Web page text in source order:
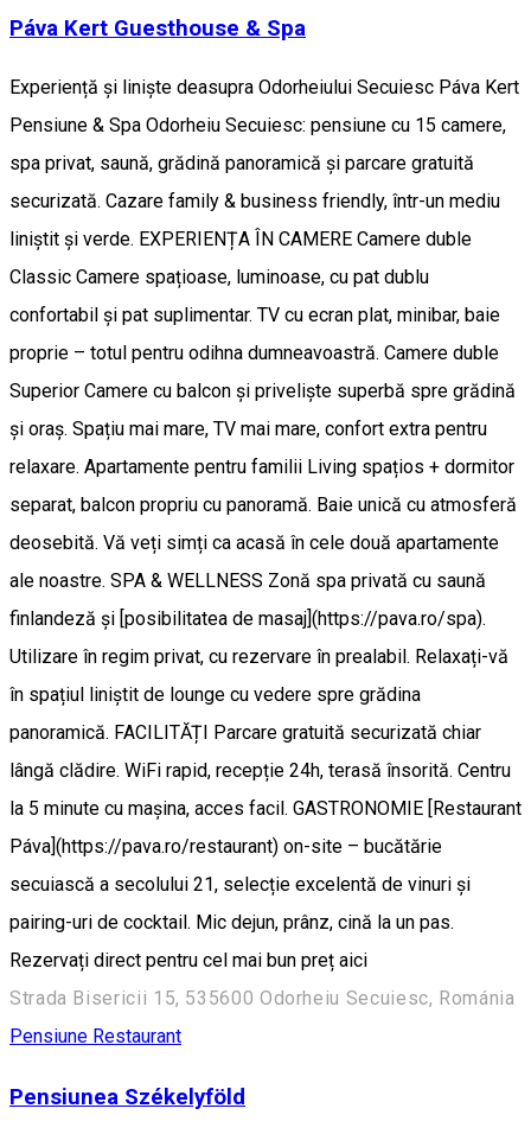
Páva Kert Guesthouse & Spa
Experiență și liniște deasupra Odorheiului Secuiesc Páva Kert
Pensiune & Spa Odorheiu Secuiesc: pensiune cu 15 camere,
spa privat, saună, grădină panoramică și parcare gratuită
securizată. Cazare family & business friendly, într-un mediu
liniștit și verde. EXPERIENȚA ÎN CAMERE Camere duble
Classic Camere spațioase, luminoase, cu pat dublu
confortabil și pat suplimentar. TV cu ecran plat, minibar, baie
proprie – totul pentru odihna dumneavoastră. Camere duble
Superior Camere cu balcon și priveliște superbă spre grădină
și oraș. Spațiu mai mare, TV mai mare, confort extra pentru
relaxare. Apartamente pentru familii Living spațios + dormitor
separat, balcon propriu cu panoramă. Baie unică cu atmosferă
deosebită. Vă veți simți ca acasă în cele două apartamente
ale noastre. SPA & WELLNESS Zonă spa privată cu saună
finlandeză și [posibilitatea de masaj](https://pava.ro/spa).
Utilizare în regim privat, cu rezervare în prealabil. Relaxați-vă
în spațiul liniștit de lounge cu vedere spre grădina
panoramică. FACILITĂȚI Parcare gratuită securizată chiar
lângă clădire. WiFi rapid, recepție 24h, terasă însorită. Centru
la 5 minute cu mașina, acces facil. GASTRONOMIE [Restaurant
Páva](https://pava.ro/restaurant) on-site – bucătărie
secuiască a secolului 21, selecție excelentă de vinuri și
pairing-uri de cocktail. Mic dejun, prânz, cină la un pas.
Rezervați direct pentru cel mai bun preț aici
Strada Bisericii 15, 535600 Odorheiu Secuiesc, Románia
Pensiune Restaurant
Pensiunea Székelyföld